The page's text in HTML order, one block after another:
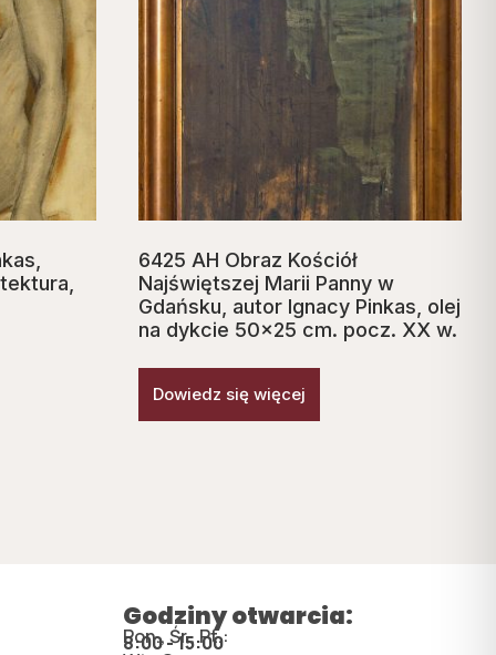
6425 AH Obraz Kościół
Najświętszej Marii Panny w
Gdańsku, autor Ignacy Pinkas, olej
na dykcie 50×25 cm. pocz. XX w.
Dowiedz się więcej
Godziny otwarcia:
Pon., Śr., Pt.:
8:00 - 15:00